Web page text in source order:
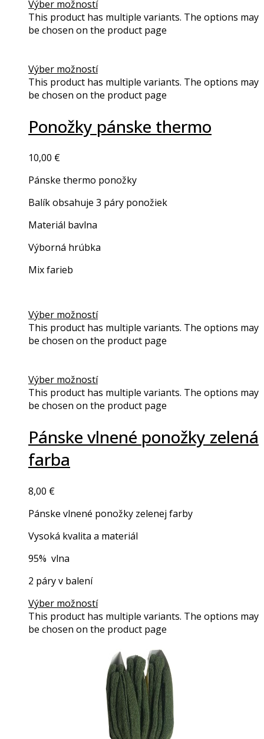
Výber možností
This product has multiple variants. The options may
be chosen on the product page
Výber možností
This product has multiple variants. The options may
be chosen on the product page
Ponožky pánske thermo
10,00 €
Pánske thermo ponožky
Balík obsahuje 3 páry ponožiek
Materiál bavlna
Výborná hrúbka
Mix farieb
Výber možností
This product has multiple variants. The options may
be chosen on the product page
Výber možností
This product has multiple variants. The options may
be chosen on the product page
Pánske vlnené ponožky zelená
farba
8,00 €
Pánske vlnené ponožky zelenej farby
Vysoká kvalita a materiál
95% vlna
2 páry v balení
Výber možností
This product has multiple variants. The options may
be chosen on the product page